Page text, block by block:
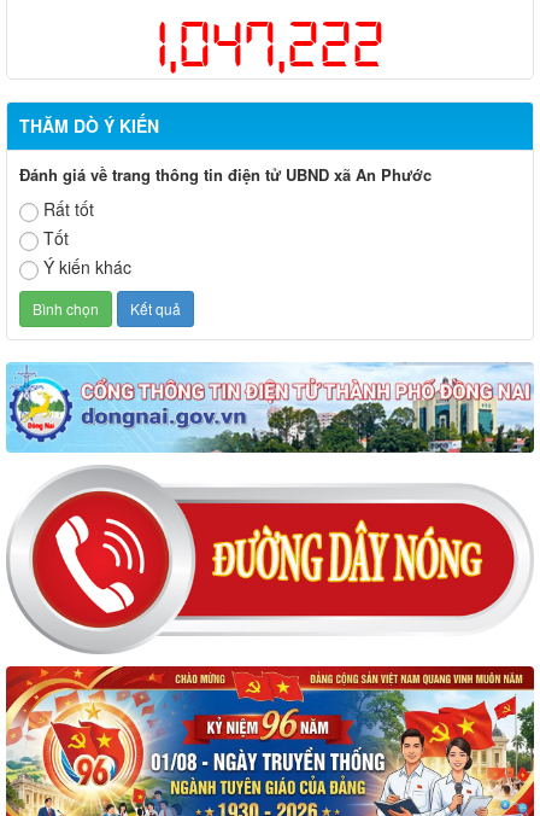
1,047,222
THĂM DÒ Ý KIẾN
Đánh giá về trang thông tin điện tử UBND xã An Phước
Rất tốt
Tốt
Ý kiến khác